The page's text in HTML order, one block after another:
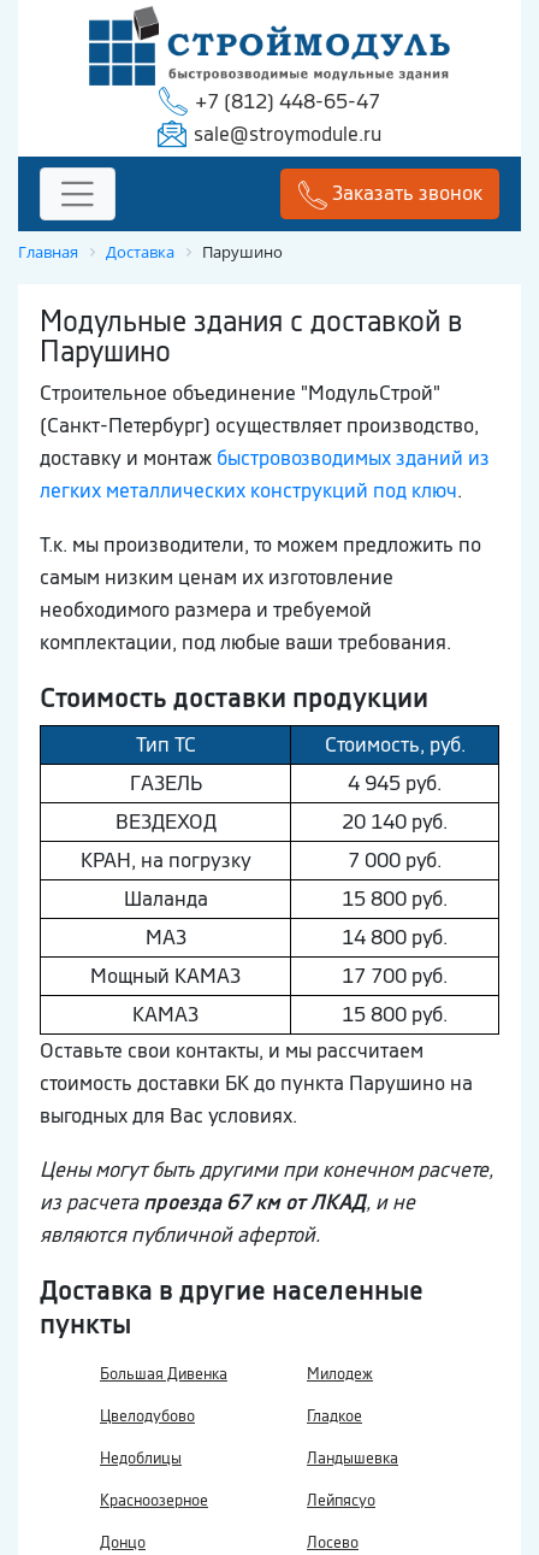
+7 (812) 448-65-47
sale@stroymodule.ru
Заказать звонок
Главная Доставка Парушино
Модульные здания с доставкой в
Парушино
Строительное объединение "МодульСтрой"
(Санкт-Петербург) осуществляет производство,
доставку и монтаж быстровозводимых зданий из
легких металлических конструкций под ключ.
Т.к. мы производители, то можем предложить по
самым низким ценам их изготовление
необходимого размера и требуемой
комплектации, под любые ваши требования.
Стоимость доставки продукции
Тип ТС
Стоимость, руб.
ГAЗEЛЬ
4 945 руб.
ВEЗДEХОД
20 140 руб.
КРАН, на погрузку
7 000 руб.
Шaлaнда
15 800 руб.
МAЗ
14 800 руб.
Мощный КAМAЗ
17 700 руб.
КAМAЗ
15 800 руб.
Оставьте свои контакты, и мы рассчитаем
стоимость доставки БК до пункта Парушино на
выгодных для Вас условиях.
Цены могут быть другими при конечном расчете,
из расчетапроезда 67 км от ЛКАД, и не
являются публичной афертой.
Доставка в другие населенные
пункты
Большая Дивенка Милодеж
Цвелодубово Гладкое
Недоблицы Ландышевка
Красноозерное Лейпясуо
Донцо Лосево